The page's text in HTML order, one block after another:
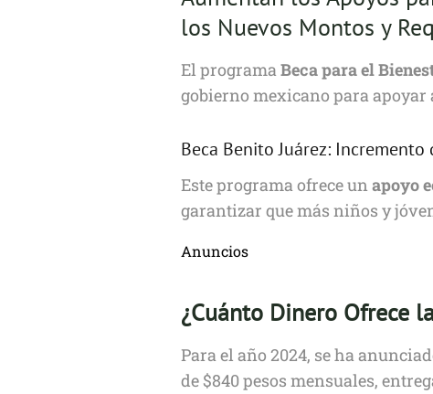
los Nuevos Montos y
El programaBeca para el
gobierno mexicano para apoyar
Beca Benito Juárez: Incremento
Este programa ofrece unapoyo
garantizar que más niños y
Anuncios
¿Cuánto Dinero Ofrece
Para el año 2024, se ha
de $840 pesos mensuales,